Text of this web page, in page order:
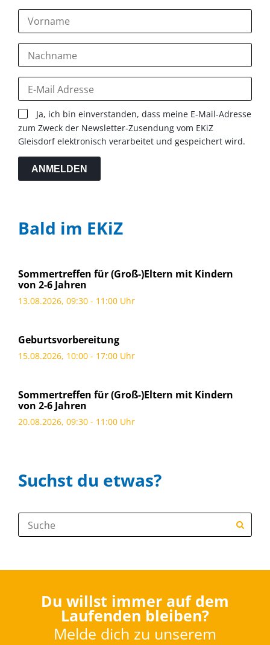
Ja, ich bin einverstanden, dass meine E-Mail-Adresse
zum Zweck der Newsletter-Zusendung vom EKiZ
Gleisdorf elektronisch verarbeitet und gespeichert wird.
ANMELDEN
Bald im EKiZ
Sommertreffen für (Groß-)Eltern mit Kindern
von 2-6 Jahren
13.08.2026, 09:30 - 11:00 Uhr
Geburtsvorbereitung
15.08.2026, 10:00 - 17:00 Uhr
Sommertreffen für (Groß-)Eltern mit Kindern
von 2-6 Jahren
20.08.2026, 09:30 - 11:00 Uhr
Suchst du etwas?
Suche:
Du willst immer auf dem
Laufenden bleiben?
Melde dich zu unserem